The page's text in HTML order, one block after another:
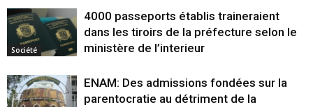
Société
4000 passeports établis traineraient
dans les tiroirs de la préfecture selon le
ministère de l’interieur
ENAM: Des admissions fondées sur la
parentocratie au détriment de la